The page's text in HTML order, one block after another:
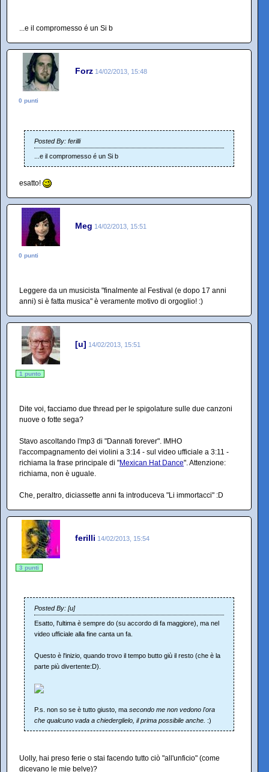
...e il compromesso é un Si b
Forz 14/02/2013, 15:48
0 punti
Posted By: ferilli
...e il compromesso é un Si b
esatto!
Meg 14/02/2013, 15:51
0 punti
Leggere da un musicista "finalmente al Festival (e dopo 17 anni
anni) si è fatta musica" è veramente motivo di orgoglio! :)
[u] 14/02/2013, 15:51
1 punto
Dite voi, facciamo due thread per le spigolature sulle due canzoni
nuove o fotte sega?
Stavo ascoltando l'mp3 di "Dannati forever". IMHO
l'accompagnamento dei violini a 3:14 - sul video ufficiale a 3:11 -
richiama la frase principale di "Mexican Hat Dance". Attenzione:
richiama, non è uguale.
Che, peraltro, diciassette anni fa introduceva "Li immortacci" :D
ferilli 14/02/2013, 15:54
3 punti
Posted By: [u]
Esatto, l'ultima è sempre do (su accordo di fa maggiore), ma nel
video ufficiale alla fine canta un fa.
Questo è l'inizio, quando trovo il tempo butto giù il resto (che è la
parte più divertente:D).
P.s. non so se è tutto giusto, ma secondo me non vedono l'ora
che qualcuno vada a chiederglielo, il prima possibile anche. :)
Uolly, hai preso ferie o stai facendo tutto ciò "all'unficio" (come
dicevano le mie belve)?